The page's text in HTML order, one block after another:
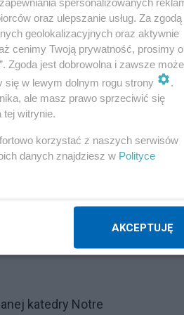
Narodowe -
się w środę.
w
wotum
katedry Notre
oraz ulepszanie usług. Za zgodą
geolokalizacyjnych oraz aktywnie
cenimy Twoją prywatność, prosimy o
Zgoda jest dobrowolna i zawsze
się w lewym dolnym rogu strony
.
ale masz prawo sprzeciwić się
tej witrynie.
korzystać z naszych serwisów
danych znajdziesz w Polityce
AKCEPTUJĘ